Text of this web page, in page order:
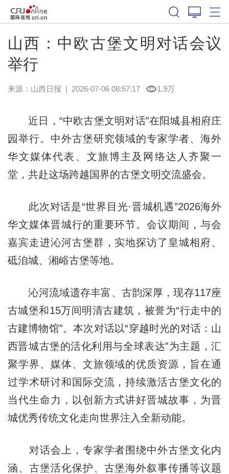
山西：中欧古堡文明对话会议
举行
来源： 山西日报 | 2026-07-06 08:57:17 1.9万
近日，“中欧古堡文明对话”在阳城县相府庄
园举行。中外古堡研究领域的专家学者、海外
华文媒体代表、文旅博主及网络达人齐聚一
堂，共赴这场跨越国界的古堡文明交流盛会。
此次对话是“世界目光·晋城机遇”2026海外
华文媒体晋城行的重要环节。会议期间，与会
嘉宾走进沁河古堡群，实地探访了皇城相府、
砥洎城、湘峪古堡等地。
沁河流域遗存丰富、古韵深厚，现存117座
古城堡和15万间明清古建筑，被誉为“行走中的
古建博物馆”。本次对话以“穿越时光的对话：山
西晋城古堡的活化利用与全球表达”为主题，汇
聚学界、媒体、文旅领域的优质资源，旨在通
过学术研讨和国际交流，持续激活古堡文化的
当代生命力，以创新方式讲好晋城故事，为晋
城优秀传统文化走向世界注入全新动能。
对话会上，专家学者围绕中外古堡文化内
涵、古堡活化保护、古堡海外叙事传播等议题